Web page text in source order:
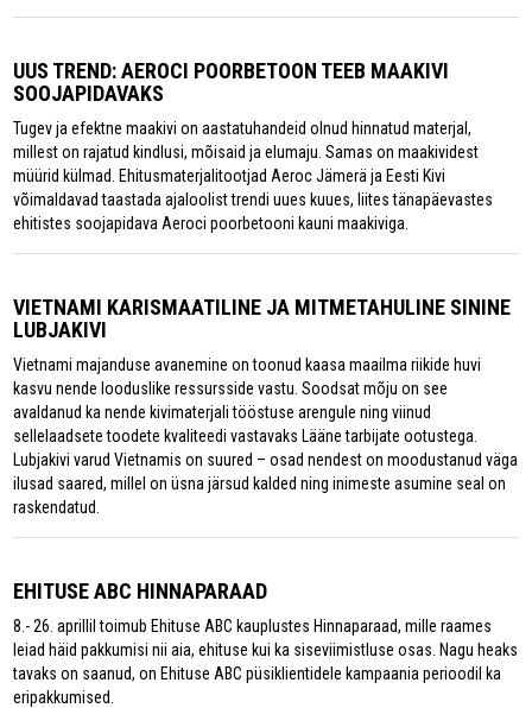
UUS TREND: AEROCI POORBETOON TEEB MAAKIVI
SOOJAPIDAVAKS
Tugev ja efektne maakivi on aastatuhandeid olnud hinnatud materjal,
millest on rajatud kindlusi, mõisaid ja elumaju. Samas on maakividest
müürid külmad. Ehitusmaterjalitootjad Aeroc Jämerä ja Eesti Kivi
võimaldavad taastada ajaloolist trendi uues kuues, liites tänapäevastes
ehitistes soojapidava Aeroci poorbetooni kauni maakiviga.
VIETNAMI KARISMAATILINE JA MITMETAHULINE SININE
LUBJAKIVI
Vietnami majanduse avanemine on toonud kaasa maailma riikide huvi
kasvu nende looduslike ressursside vastu. Soodsat mõju on see
avaldanud ka nende kivimaterjali tööstuse arengule ning viinud
sellelaadsete toodete kvaliteedi vastavaks Lääne tarbijate ootustega.
Lubjakivi varud Vietnamis on suured – osad nendest on moodustanud väga
ilusad saared, millel on üsna järsud kalded ning inimeste asumine seal on
raskendatud.
EHITUSE ABC HINNAPARAAD
8.- 26. aprillil toimub Ehituse ABC kauplustes Hinnaparaad, mille raames
leiad häid pakkumisi nii aia, ehituse kui ka siseviimistluse osas. Nagu heaks
tavaks on saanud, on Ehituse ABC püsiklientidele kampaania perioodil ka
eripakkumised.